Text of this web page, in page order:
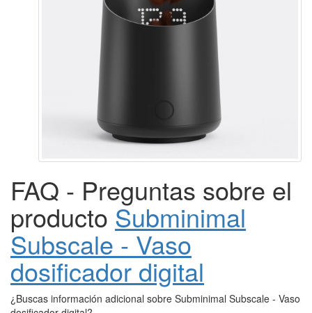
FAQ - Preguntas sobre el
producto Subminimal
Subscale - Vaso
dosificador digital
¿Buscas información adicional sobre Subminimal Subscale - Vaso